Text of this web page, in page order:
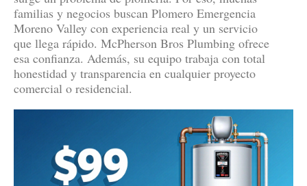
familias y negocios buscan Plomero Emergencia
Moreno Valley con experiencia real y un servicio
que llega rápido. McPherson Bros Plumbing ofrece
esa confianza. Además, su equipo trabaja con total
honestidad y transparencia en cualquier proyecto
comercial o residencial.